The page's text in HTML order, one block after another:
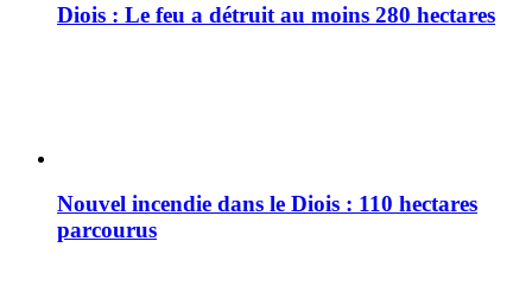
Diois : Le feu a détruit au moins 280 hectares
Nouvel incendie dans le Diois : 110 hectares
parcourus